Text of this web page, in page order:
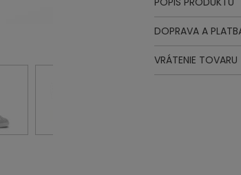
Podšívka
Podošva
DOPRAVA A
VRÁTENIE TOVARU